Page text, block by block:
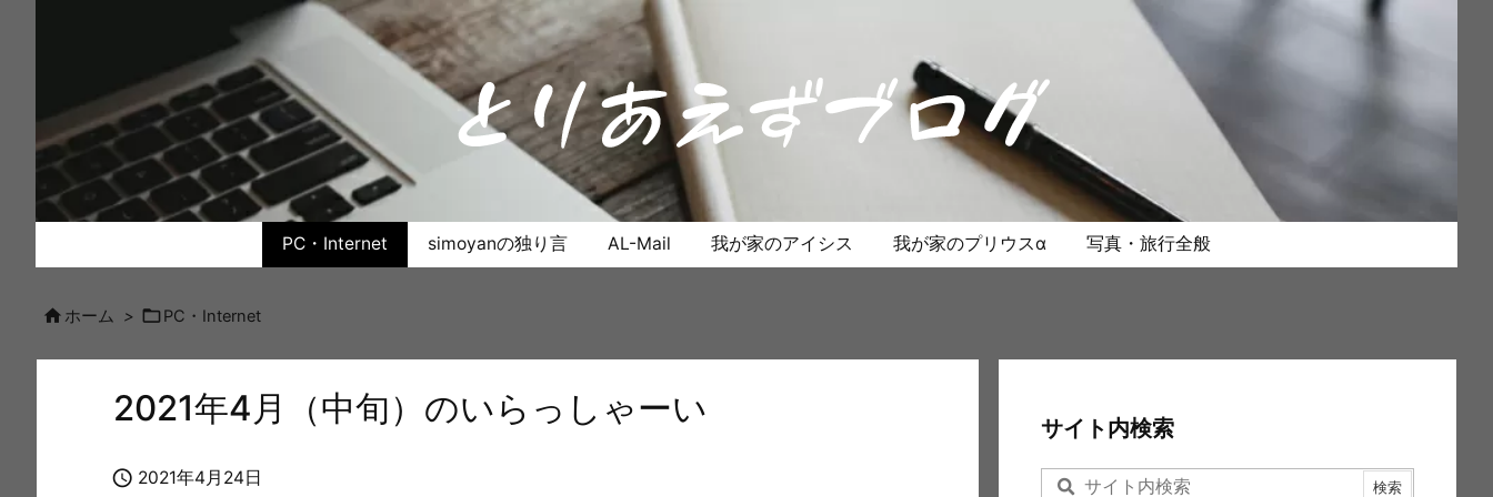
PC・Internet simoyanの独り言 AL-Mail 我が家のアイシス 我が家のプリウスα 写真・旅行全般
 ホーム > PC・Internet
2021年4月（中旬）のいらっしゃーい
 2021年4月24日
サイト内検索